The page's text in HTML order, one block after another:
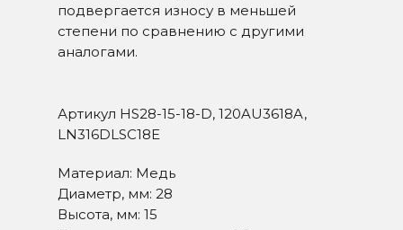
подвергается износу в меньшей
степени по сравнению с другими
аналогами.
Артикул HS28-15-18-D, 120AU3618A,
LN316DLSC18E
Материал: Медь
Диаметр, мм: 28
Высота, мм: 15
СВЯЖИТЕСЬ С НАМИ